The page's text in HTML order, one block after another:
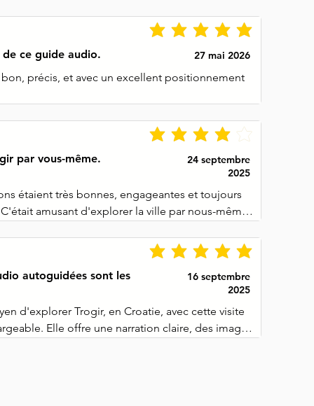
de ce guide audio. 27 mai 2026
bon, précis, et avec un excellent positionnement
par vous-même.
24 septembre
2025
étaient très bonnes, engageantes et toujours
amusant d'explorer la ville par nous-mêmes
était juste la bonne quantité pour nous.
manqué, c'était des indications sur le fait de
ou à droite, et une indication de la distance
en mètres d'un arrêt à l'autre.
autoguidées sont les
16 septembre
2025
d'explorer Trogir, en Croatie, avec cette visite
Elle offre une narration claire, des images